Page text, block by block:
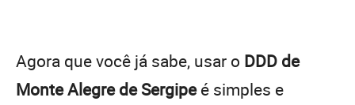
Agora que você já sabe, usar o DDD de
Monte Alegre de Sergipeé simples e